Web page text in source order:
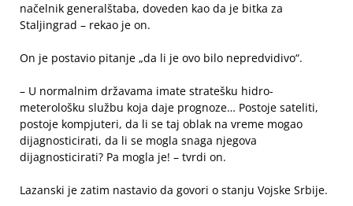
načelnik generalštaba, doveden kao da je bitka za
Staljingrad – rekao je on.
On je postavio pitanje „da li je ovo bilo nepredvidivo“.
– U normalnim državama imate stratešku hidro-
meterološku službu koja daje prognoze… Postoje sateliti,
postoje kompjuteri, da li se taj oblak na vreme mogao
dijagnosticirati, da li se mogla snaga njegova
dijagnosticirati? Pa mogla je! – tvrdi on.
Lazanski je zatim nastavio da govori o stanju Vojske Srbije.